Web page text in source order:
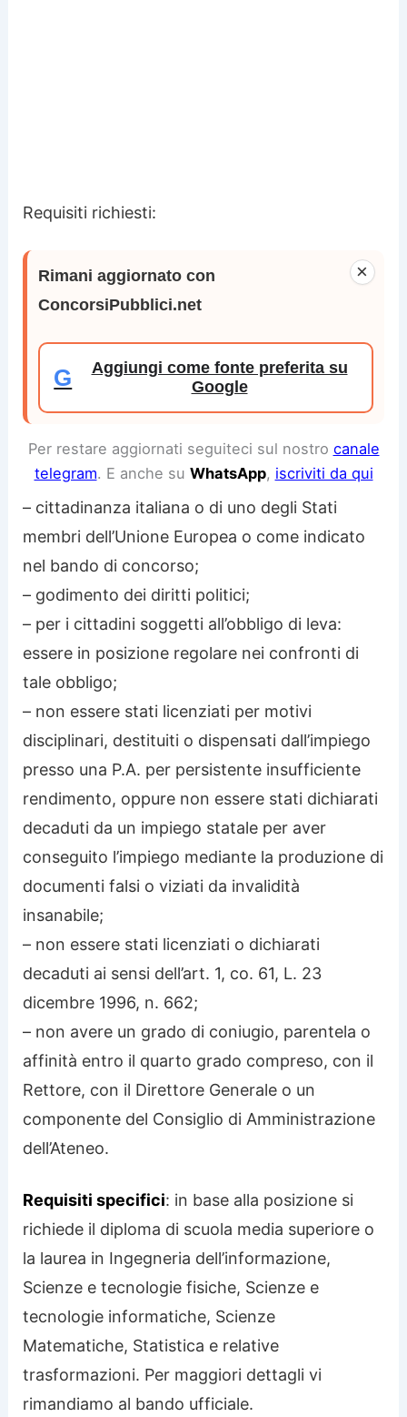
Requisiti richiesti:
×
Rimani aggiornato con
ConcorsiPubblici.net
G
Aggiungi come fonte preferita su
Google
Per restare aggiornati seguiteci sul nostro canale
telegram. E anche su WhatsApp, iscriviti da qui
– cittadinanza italiana o di uno degli Stati
membri dell’Unione Europea o come indicato
nel bando di concorso;
– godimento dei diritti politici;
– per i cittadini soggetti all’obbligo di leva:
essere in posizione regolare nei confronti di
tale obbligo;
– non essere stati licenziati per motivi
disciplinari, destituiti o dispensati dall’impiego
presso una P.A. per persistente insufficiente
rendimento, oppure non essere stati dichiarati
decaduti da un impiego statale per aver
conseguito l’impiego mediante la produzione di
documenti falsi o viziati da invalidità
insanabile;
– non essere stati licenziati o dichiarati
decaduti ai sensi dell’art. 1, co. 61, L. 23
dicembre 1996, n. 662;
– non avere un grado di coniugio, parentela o
affinità entro il quarto grado compreso, con il
Rettore, con il Direttore Generale o un
componente del Consiglio di Amministrazione
dell’Ateneo.
Requisiti specifici: in base alla posizione si
richiede il diploma di scuola media superiore o
la laurea in Ingegneria dell’informazione,
Scienze e tecnologie fisiche, Scienze e
tecnologie informatiche, Scienze
Matematiche, Statistica e relative
trasformazioni. Per maggiori dettagli vi
rimandiamo al bando ufficiale.